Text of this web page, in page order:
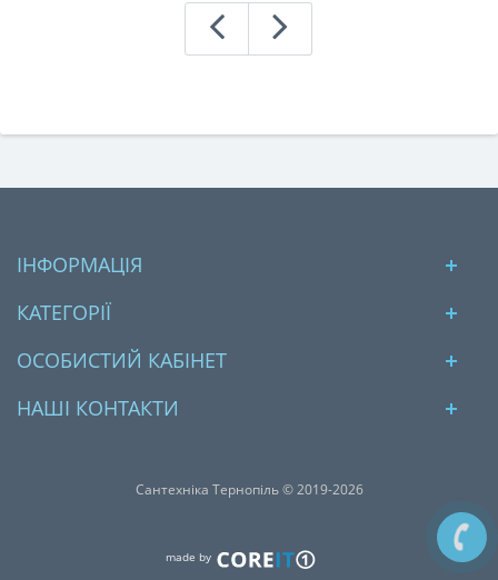
ІНФОРМАЦІЯ
КАТЕГОРІЇ
ОСОБИСТИЙ КАБІНЕТ
НАШІ КОНТАКТИ
Сантехніка Тернопіль © 2019-2026
made by